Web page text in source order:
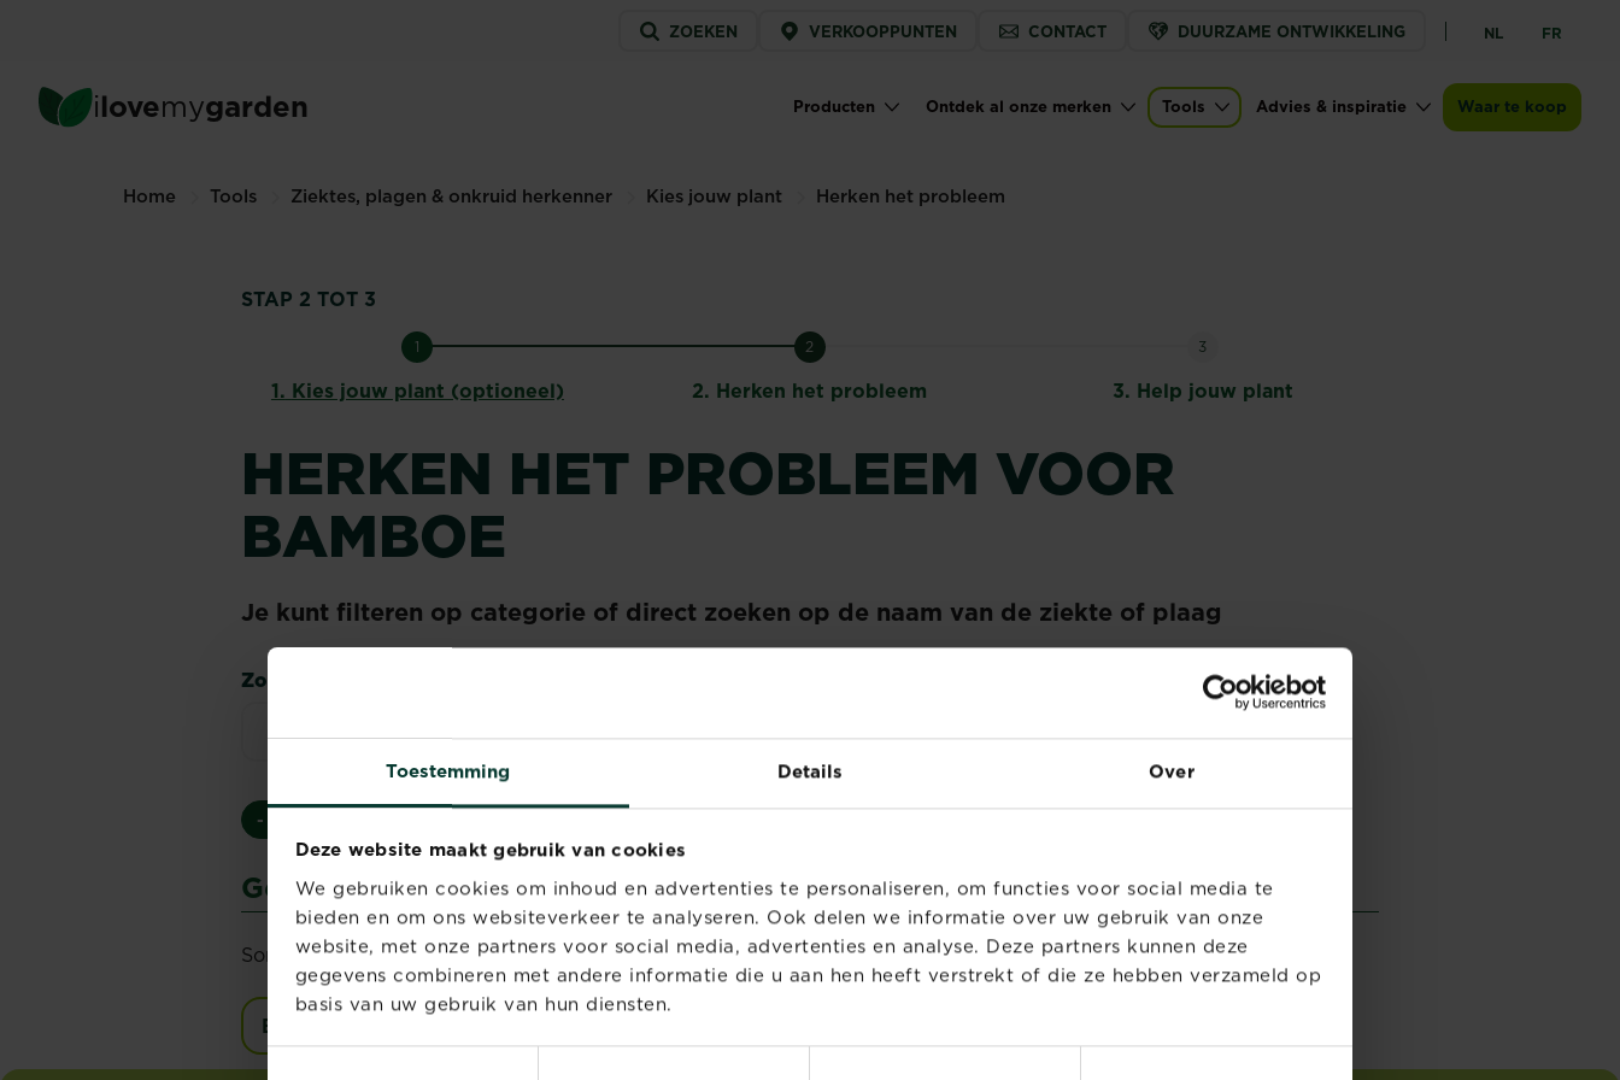
Toestemming Details Over
Deze website maakt gebruik van cookies
We gebruiken cookies om inhoud en advertenties te personaliseren, om functies voor social media te
bieden en om ons websiteverkeer te analyseren. Ook delen we informatie over uw gebruik van onze
website, met onze partners voor social media, advertenties en analyse. Deze partners kunnen deze
gegevens combineren met andere informatie die u aan hen heeft verstrekt of die ze hebben verzameld op
basis van uw gebruik van hun diensten.
Toestemmingsselectie
content
Service
menu
ZOEKEN VERKOOPPUNTEN CONTACT DUURZAME ONTWIKKELING NL FR
ilovemygarden Main navigation
Producten Ontdek al onze merken Tools Advies & inspiratie Waar te koop
Home Tools Ziektes, plagen & onkruid herkenner Kies jouw plant Herken het probleem
STAP 2 TOT 3
1
1. Kies jouw plant (optioneel)
2
2. Herken het probleem
3
3. Help jouw plant
HERKEN HET PROBLEEM VOOR
BAMBOE
Je kunt filteren op categorie of direct zoeken op de naam van de ziekte of plaag
Zoeken op naam/ziekte
- Alle -
Geen resultaat
Sorry, we kunnen niet vinden wat je zoekt. Probeer een andere mogelijkheid.
Bekijk alle ziektes